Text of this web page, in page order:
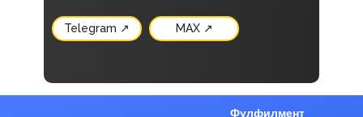
MAX ↗
Telegram ↗
Фулфилмент